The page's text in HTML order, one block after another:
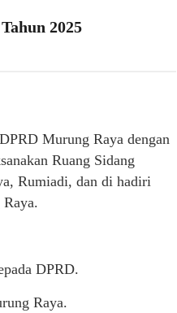
2025
Murung Raya dengan
Ruang Sidang
Rumiadi, dan di hadiri
DPRD.
Raya.